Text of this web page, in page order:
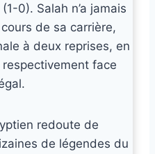
0). Salah n’a jamais
de sa carrière,
à deux reprises, en
respectivement face
redoute de
de légendes du